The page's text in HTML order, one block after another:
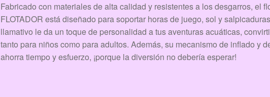
Fabricado con materiales de alta calidad y resistentes a los desgarros, el
FLOTADOR está diseñado para soportar horas de juego, sol y
llamativo le da un toque de personalidad a tus aventuras acuáticas,
tanto para niños como para adultos. Además, su mecanismo de inflado y
ahorra tiempo y esfuerzo, ¡porque la diversión no debería esperar!